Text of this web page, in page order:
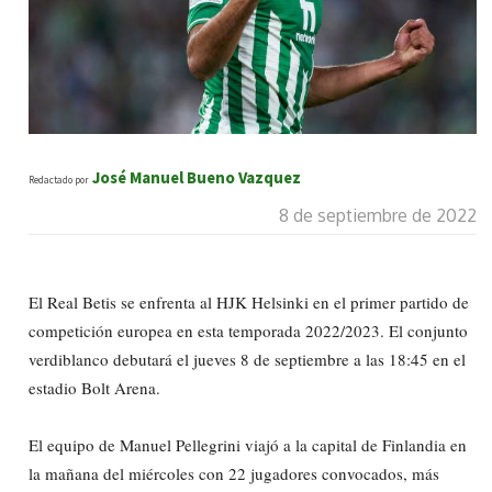
Redactado por José Manuel Bueno Vazquez
8 de septiembre de 2022
El Real Betis se enfrenta al HJK Helsinki en el primer partido de
competición europea en esta temporada 2022/2023. El conjunto
verdiblanco debutará el jueves 8 de septiembre a las 18:45 en el
estadio Bolt Arena.
El equipo de Manuel Pellegrini viajó a la capital de Finlandia en
la mañana del miércoles con 22 jugadores convocados, más